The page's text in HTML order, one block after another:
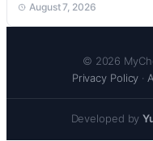
August 7, 2026
© 2026
Privacy Policy ·
Developed by